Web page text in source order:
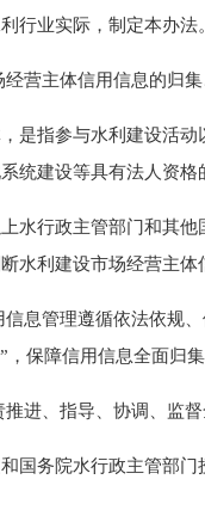
行业实际，制定本办法。
主体信用信息的归集
指参与水利建设活动
统建设等具有法人资格
行政主管部门和其他
水利建设市场经营主体
管理遵循依法依规、
保障信用信息全面归
、指导、协调、监督
务院水行政主管部门